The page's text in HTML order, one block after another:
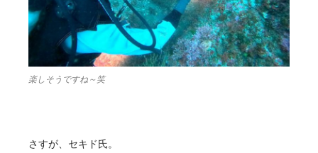
楽しそうですね～笑
さすが、セキド氏。